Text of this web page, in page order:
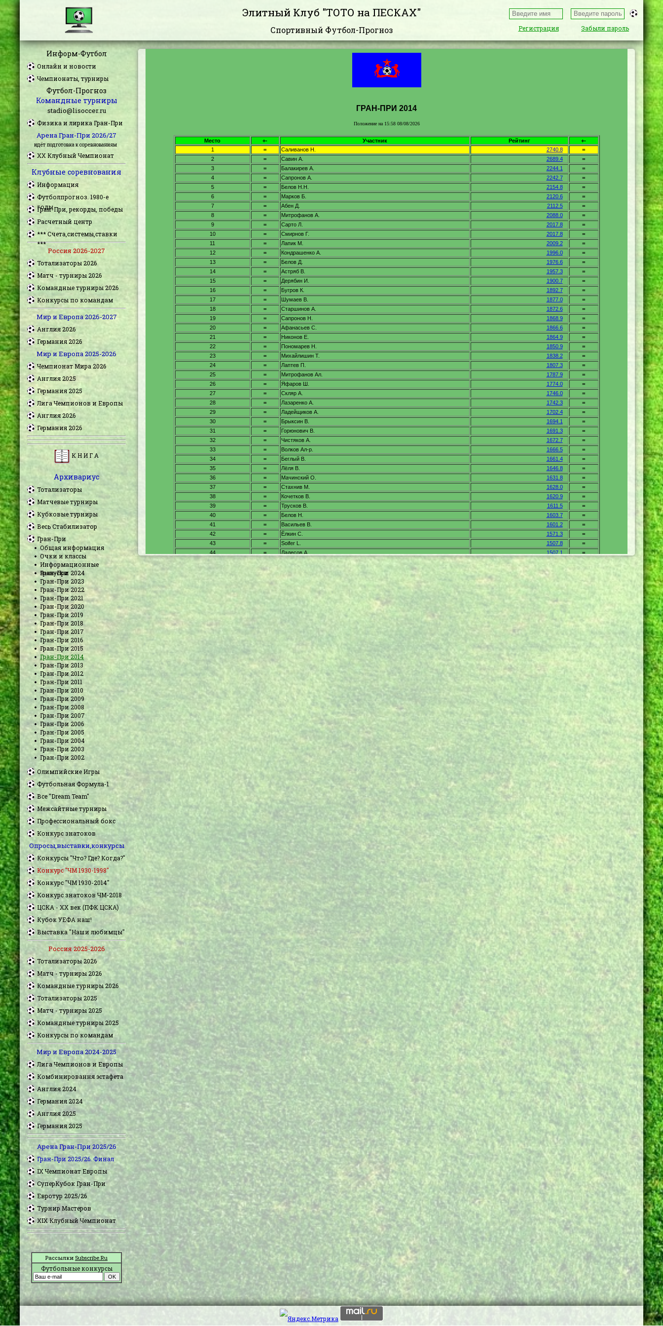
Регистрация Забыли пароль
Элитный Клуб "ТОТО на ПЕСКАХ"
Спортивный Футбол-Прогноз
Информ-Футбол
Онлайн и новости
Чемпионаты, турниры
Футбол-Прогноз
Командные турниры
stadio@lisoccer.ru
Физика и лирика Гран-При
Арена Гран-При 2026/27
идёт подготовка к соревнованиям
XX Клубный Чемпионат
Клубные соревнования
Информация
Футболпрогноз. 1980-е
годы
Гран-При, рекорды, победы
Расчетный центр
*** Счета,системы,ставки
***
Россия 2026-2027
Тотализаторы 2026
Матч - турниры 2026
Командные турниры 2026
Конкурсы по командам
Мир и Европа 2026-2027
Англия 2026
Германия 2026
Мир и Европа 2025-2026
Чемпионат Мира 2026
Англия 2025
Германия 2025
Лига Чемпионов и Европы
Англия 2026
Германия 2026
К Н И Г А
Архивариус
Тотализаторы
Матчевые турниры
Кубковые турниры
Весь Стабилизатор
Гран-При
Общая информация
Очки и классы
Информационные
выпуски
Гран-При 2024
Гран-При 2023
Гран-При 2022
Гран-При 2021
Гран-При 2020
Гран-При 2019
Гран-При 2018
Гран-При 2017
Гран-При 2016
Гран-При 2015
Гран-При 2014
Гран-При 2013
Гран-При 2012
Гран-При 2011
Гран-При 2010
Гран-При 2009
Гран-При 2008
Гран-При 2007
Гран-При 2006
Гран-При 2005
Гран-При 2004
Гран-При 2003
Гран-При 2002
Олимпийские Игры
Футбольная Формула-1
Все "Dream Team"
Межсайтные турниры
Профессиональный бокс
Конкурс знатоков
Опросы,выставки,конкурсы
Конкурсы "Что? Где? Когда?"
Конкурс "ЧМ 1930-1998"
Конкурс "ЧМ 1930-2014"
Конкурс знатоков ЧМ-2018
ЦСКА - XX век (ПФК ЦСКА)
Кубок УЕФА наш!
Выставка "Наши любимцы"
Россия 2025-2026
Тотализаторы 2026
Матч - турниры 2026
Командные турниры 2026
Тотализаторы 2025
Матч - турниры 2025
Командные турниры 2025
Конкурсы по командам
Мир и Европа 2024-2025
Лига Чемпионов и Европы
Комбинировання эстафета
Англия 2024
Германия 2024
Англия 2025
Германия 2025
Арена Гран-При 2025/26
Гран-При 2025/26. Финал
IX Чемпионат Европы
СуперКубок Гран-При
Евротур 2025/26
Турнир Мастеров
XIX Клубный Чемпионат
Рассылки Subscribe.Ru
Футбольные конкурсы